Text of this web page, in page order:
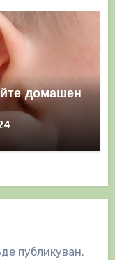
домашен
публикуван.